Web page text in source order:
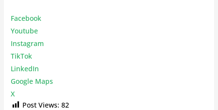
Facebook
Youtube
Instagram
TikTok
LinkedIn
Google Maps
X
Post Views: 82